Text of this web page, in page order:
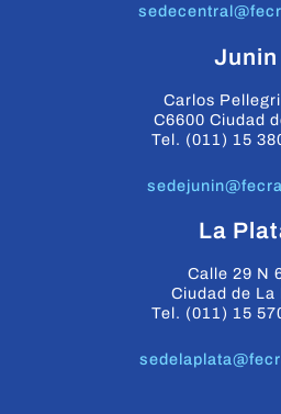
Junin
Carlos
C6600 Ciudad
Tel. (011) 15
La
Calle 29 N
Ciudad de La
Tel. (011) 15